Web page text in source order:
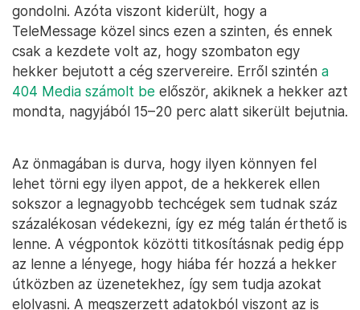
gondolni. Azóta viszont kiderült, hogy a
TeleMessage közel sincs ezen a szinten, és ennek
csak a kezdete volt az, hogy szombaton egy
hekker bejutott a cég szervereire. Erről szintén a
404 Media számolt be először, akiknek a hekker azt
mondta, nagyjából 15–20 perc alatt sikerült bejutnia.
Az önmagában is durva, hogy ilyen könnyen fel
lehet törni egy ilyen appot, de a hekkerek ellen
sokszor a legnagyobb techcégek sem tudnak száz
százalékosan védekezni, így ez még talán érthető is
lenne. A végpontok közötti titkosításnak pedig épp
az lenne a lényege, hogy hiába fér hozzá a hekker
útközben az üzenetekhez, így sem tudja azokat
elolvasni. A megszerzett adatokból viszont az is